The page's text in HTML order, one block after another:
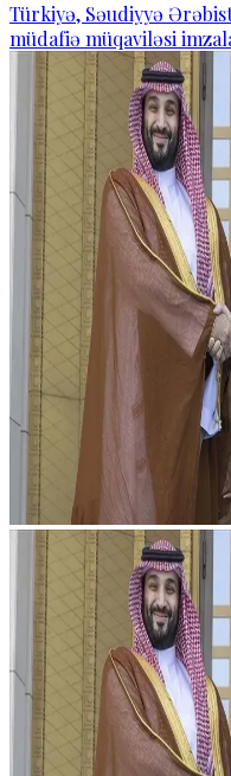
Türkiyə, Səudiyyə
müdafiə müqaviləsi